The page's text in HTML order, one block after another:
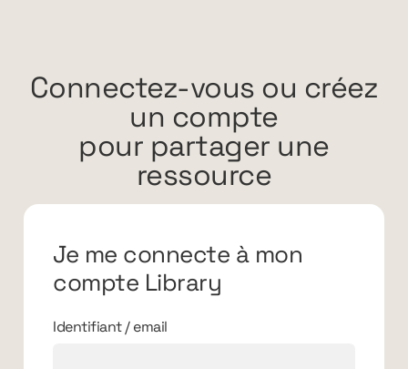
Connectez-vous ou créez
un compte
pour partager une
ressource
Je me connecte à mon
compte Library
Identifiant / email